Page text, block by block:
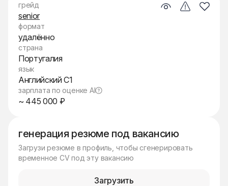
генерация резюме под вакансию
Загрузи резюме в профиль, чтобы сгенерировать
временное CV под эту вакансию
Загрузить
грейд
senior
формат
удалённо
страна
Португалия
язык
Английский C1
зарплата по оценке AI
~ 445 000 ₽